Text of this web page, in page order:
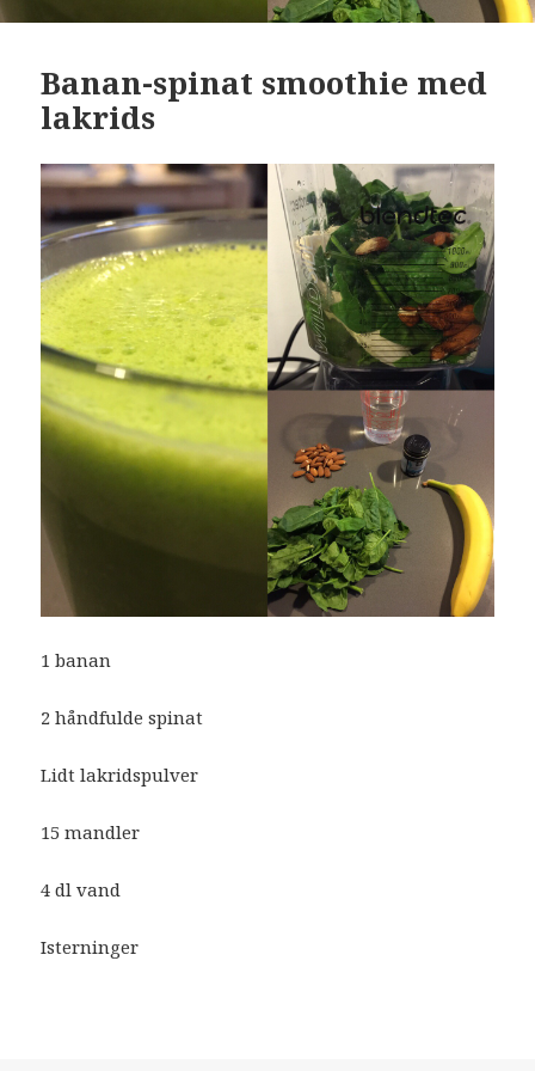
Banan-spinat smoothie med
lakrids
1 banan
2 håndfulde spinat
Lidt lakridspulver
15 mandler
4 dl vand
Isterninger